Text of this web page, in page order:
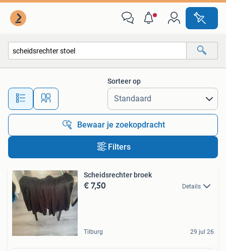
Alle afstanden…
Sorteer op
Bewaar je zoekopdracht
Filters
Scheidsrechter broek
€ 7,50 Details
Tilburg 29 jul 26